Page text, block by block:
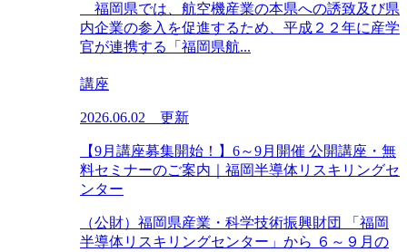
福岡県では、航空機産業の本県への誘致及び県
内企業の参入を促進するため、平成２２年に産学
官が連携する「福岡県航...
講座
2026.06.02 更新
【9月講座募集開始！】6～9月開催 公開講座・無
料セミナーのご案内｜福岡半導体リスキリングセ
ンター
（公財）福岡県産業・科学技術振興財団 「福岡
半導体リスキリングセンター」から ６～９月の